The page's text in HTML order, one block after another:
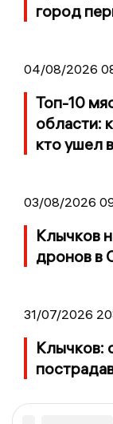
город
04/08/2026
Топ-10
области:
кто ушел
03/08/2026
Клычков
дронов в
31/07/2026
Клычков: